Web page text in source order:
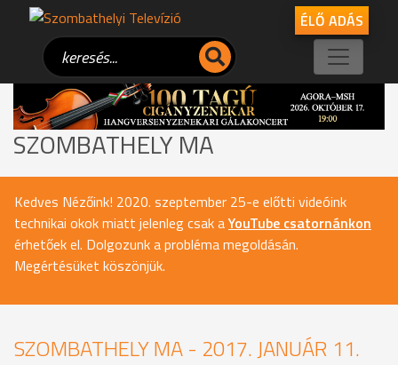
ÉLŐ ADÁS
SZOMBATHELY MA
Kedves Nézőink! 2020. szeptember 25-e előtti videóink
technikai okok miatt jelenleg csak aYouTube csatornánkon
érhetőek el. Dolgozunk a probléma megoldásán.
Megértésüket köszönjük.
SZOMBATHELY MA - 2017. JANUÁR 11.